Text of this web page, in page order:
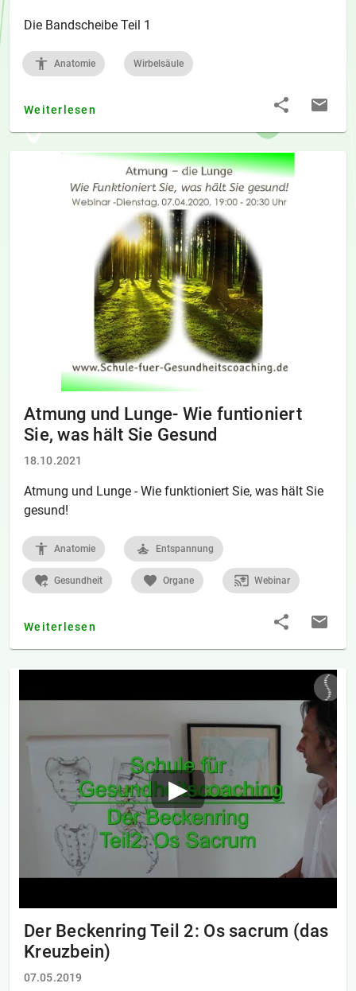
Die Bandscheibe Teil 1
Anatomie Wirbelsäule
Weiterlesen
Atmung und Lunge- Wie funtioniert
Sie, was hält Sie Gesund
18.10.2021
Atmung und Lunge - Wie funktioniert Sie, was hält Sie
gesund!
Anatomie Entspannung
Gesundheit Organe Webinar
Weiterlesen
Der Beckenring Teil 2: Os sacrum (das
Kreuzbein)
07.05.2019